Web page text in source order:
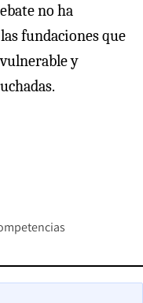
no ha
fundaciones que
y